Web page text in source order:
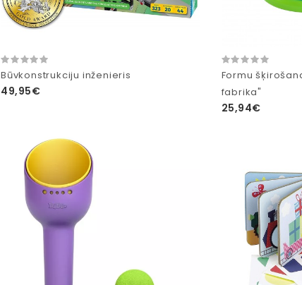
Būvkonstrukciju inženieris
49,95€
Formu
fabrika"
25,94€